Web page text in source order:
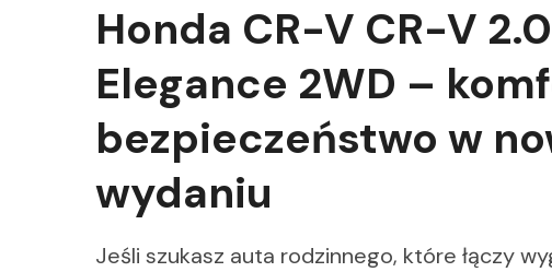
Honda CR-V CR-V
Elegance 2WD –
bezpieczeństwo w
wydaniu
Jeśli szukasz auta rodzinnego, które łączy